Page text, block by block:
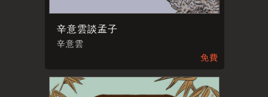
辛意雲談孟子
辛意雲
免費